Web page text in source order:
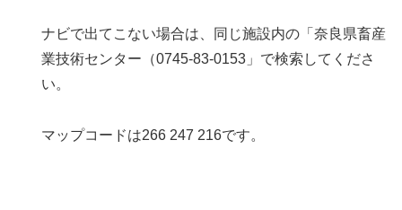
ナビで出てこない場合は、同じ施設内の「奈良県畜産
業技術センター（0745-83-0153」で検索してくださ
い。
マップコードは266 247 216です。